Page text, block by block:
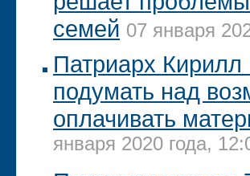
семей 07 января
Патриарх
подумать над
оплачивать
января 2020 года,